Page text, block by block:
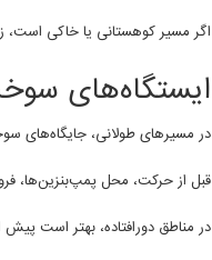
اگر مسیر کوهستانی یا خاکی است،
ایستگاه‌های
در مسیرهای طولانی، جایگاه‌های
قبل از حرکت، محل پمپ‌بنزین‌ها،
در مناطق دورافتاده، بهتر است پیش